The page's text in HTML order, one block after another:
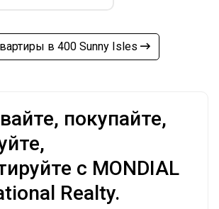
в 400 Sunny Isles
покупайте,
с MONDIAL
Realty.